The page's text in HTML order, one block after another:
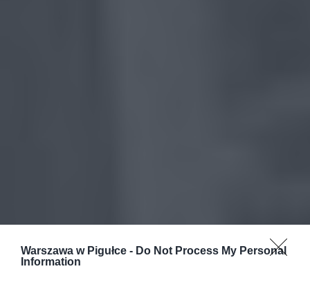
Warszawa w Pigułce - Do Not Process My Personal
Information